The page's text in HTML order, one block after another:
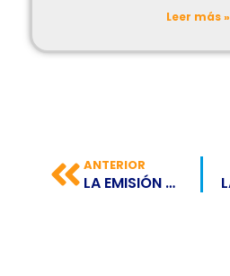
Leer más »
ANTERIOR
LA EMISIÓN DE COMPROBANTES DE PAGO ELECTRÓNICOS SUPERA LOS 8 MILLONES DIARIOS